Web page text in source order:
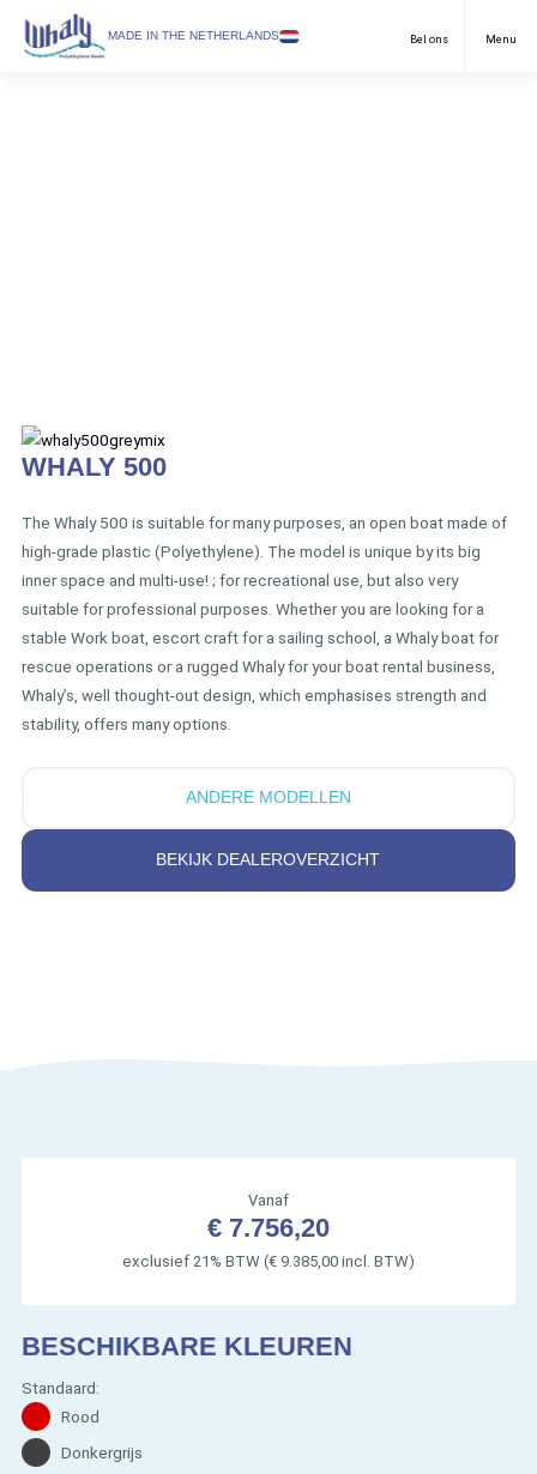
MADE IN THE NETHERLANDS Bel ons Menu
Nieuws
SELECT LANGUAGE
WHALY 500
The Whaly 500 is suitable for many purposes, an open boat made of
high-grade plastic (Polyethylene). The model is unique by its big
inner space and multi-use! ; for recreational use, but also very
suitable for professional purposes. Whether you are looking for a
stable Work boat, escort craft for a sailing school, a Whaly boat for
rescue operations or a rugged Whaly for your boat rental business,
Whaly’s, well thought-out design, which emphasises strength and
stability, offers many options.
ANDERE MODELLEN
BEKIJK DEALEROVERZICHT
Vanaf
€ 7.756,20
exclusief 21% BTW (€ 9.385,00 incl. BTW)
BESCHIKBARE KLEUREN
Standaard:
Rood
Donkergrijs